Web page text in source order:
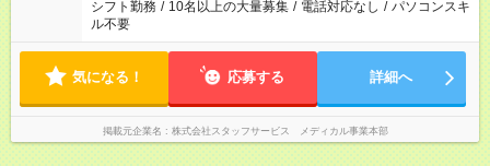
シフト勤務 / 10名以上の大量募集 / 電話対応なし / パソコンスキ
ル不要
気になる！ 応募する 詳細へ
掲載元企業名 株式会社スタッフサービス メディカル事業本部